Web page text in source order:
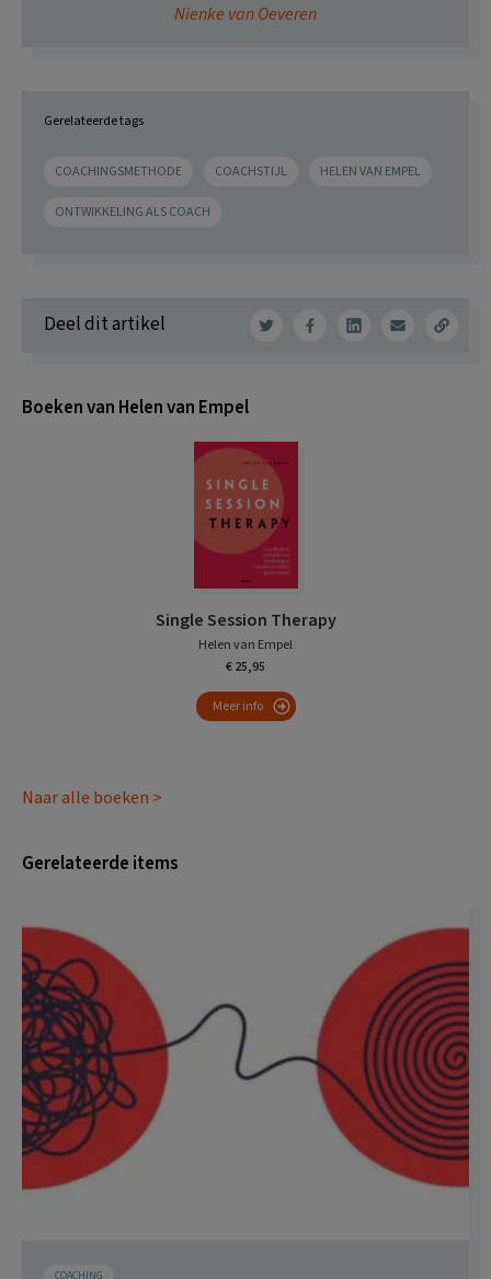
Nienke van Oeveren
Gerelateerde tags
COACHINGSMETHODE COACHSTIJL HELEN VAN EMPEL
ONTWIKKELING ALS COACH
Deel dit artikel
Boeken van Helen van Empel
Single Session Therapy
Helen van Empel
€ 25,95
Meer info
Naar alle boeken >
Gerelateerde items
COACHING